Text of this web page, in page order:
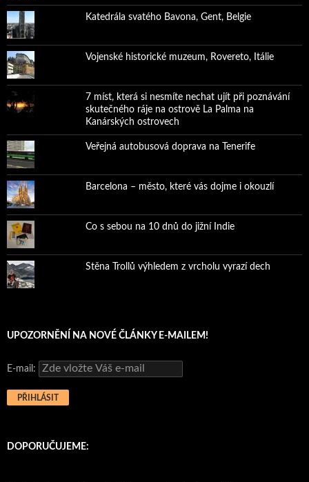
Katedrála svatého Bavona, Gent, Belgie
Vojenské historické muzeum, Rovereto, Itálie
7 míst, která si nesmíte nechat ujít při poznávání
skutečného ráje na ostrově La Palma na
Kanárských ostrovech
Veřejná autobusová doprava na Tenerife
Barcelona – město, které vás dojme i okouzlí
Co s sebou na 10 dnů do jižní Indie
Stěna Trollů výhledem z vrcholu vyrazí dech
UPOZORNĚNÍ NA NOVÉ ČLÁNKY E-MAILEM!
E-mail:
DOPORUČUJEME: